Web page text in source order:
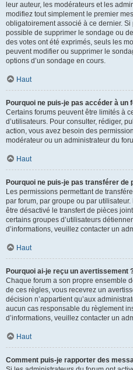
leur auteur, les modérateurs et les
modifiez tout simplement le premier
obligatoirement associé à ce dernier. Si
possible de supprimer le sondage ou
des votes ont été exprimés, seuls les
peuvent modifier ou supprimer le
options d’un sondage en cours.
Haut
Pourquoi ne puis-je pas accéder à un
Certains forums peuvent être limités à
d’utilisateurs. Pour consulter, rédiger,
action, vous avez besoin des
modérateur ou un administrateur du
Haut
Pourquoi ne puis-je pas transférer de
Les permissions permettant de
par forum, par groupe ou par
être désactivé le transfert de pièces
certains groupes d’utilisateurs
d’informations, veuillez contacter un
Haut
Pourquoi ai-je reçu un avertissement
Chaque forum a son propre ensemble
de ces règles, vous recevrez un
décision n’appartient qu’aux
aucun cas responsable du règlement
d’informations, veuillez contacter un
Haut
Comment puis-je rapporter des